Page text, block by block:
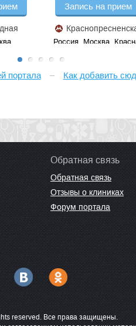
Запись на прием
Россия, Москва,
портала Как добавить
Обратная связь
Обратная связь
Отзывы о клиниках
Форум портала
reserved. Все права защищены.